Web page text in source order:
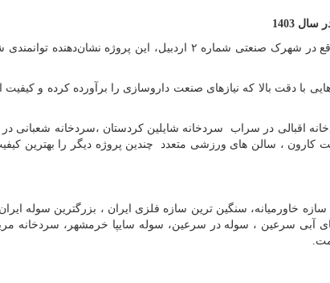
1403
سوله‌های پالایشگاه پایا زرین سبلان: واقع در شهرک صنعتی شماره ۲
با دقت بالا که نیازهای صنعت داروسازی را برآورده کرده و
اقبالی در سراب سردخانه شایلین کردستان ،سردخانه شعبانی در
، سالن های ورزشی متعدد چندین پروژه دیگر را بهترین
خاورمیانه، سنگین ترین سازه فلزی ایران ، بزرگترین سوله
آبی سرعین ، سوله در سرعین، سوله سایپا خرمشهر، سردخانه